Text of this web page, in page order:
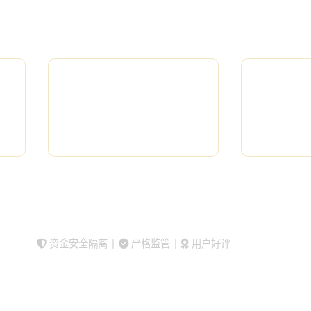
资金安全隔离 | 严格监管 | 用户好评